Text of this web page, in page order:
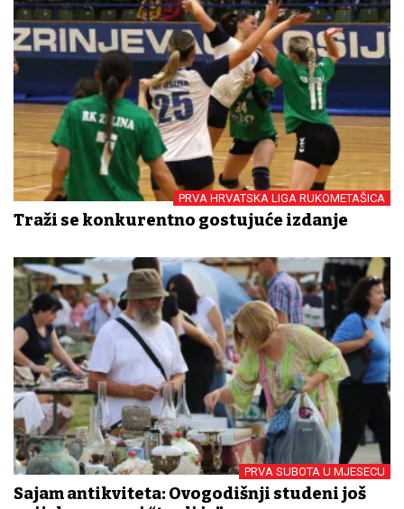
PRVA HRVATSKA LIGA RUKOMETAŠICA
Traži se konkurentno gostujuće izdanje
PRVA SUBOTA U MJESECU
Sajam antikviteta: Ovogodišnji studeni još